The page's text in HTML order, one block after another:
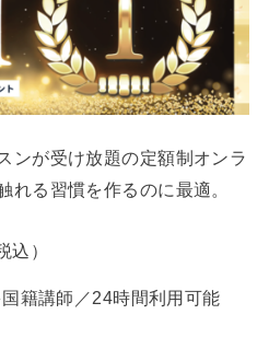
ンが受け放題の定額制オンラ
れる習慣を作るのに最適。
込）
籍講師／24時間利用可能